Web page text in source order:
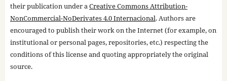
their publication under aCreative Commons Attribution-
NonCommercial-NoDerivates 4.0 Internacional. Authors are
encouraged to publish their work on the Internet (for example, on
institutional or personal pages, repositories, etc.) respecting the
conditions of this license and quoting appropriately the original
source.